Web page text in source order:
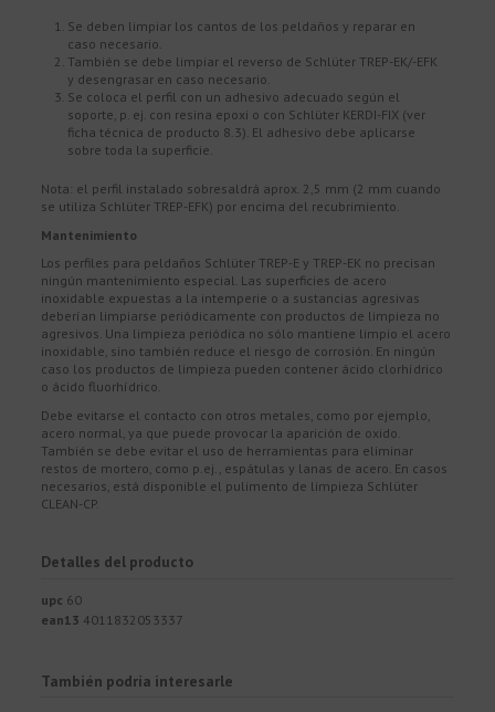
Se deben limpiar los cantos de los peldaños y reparar en
caso necesario.
También se debe limpiar el reverso de Schlüter TREP-EK/-EFK
y desengrasar en caso necesario.
Se coloca el perfil con un adhesivo adecuado según el
soporte, p. ej. con resina epoxi o con Schlüter KERDI-FIX (ver
ficha técnica de producto 8.3). El adhesivo debe aplicarse
sobre toda la superficie.
Nota: el perfil instalado sobresaldrá aprox. 2,5 mm (2 mm cuando
se utiliza Schlüter TREP-EFK) por encima del recubrimiento.
Mantenimiento
Los perfiles para peldaños Schlüter TREP-E y TREP-EK no precisan
ningún mantenimiento especial. Las superficies de acero
inoxidable expuestas a la intemperie o a sustancias agresivas
deberían limpiarse periódicamente con productos de limpieza no
agresivos. Una limpieza periódica no sólo mantiene limpio el acero
inoxidable, sino también reduce el riesgo de corrosión. En ningún
caso los productos de limpieza pueden contener ácido clorhídrico
o ácido fluorhídrico.
Debe evitarse el contacto con otros metales, como por ejemplo,
acero normal, ya que puede provocar la aparición de oxido.
También se debe evitar el uso de herramientas para eliminar
restos de mortero, como p.ej., espátulas y lanas de acero. En casos
necesarios, está disponible el pulimento de limpieza Schlüter
CLEAN-CP.
Detalles del producto
upc 60
ean13 4011832053337
También podría interesarle